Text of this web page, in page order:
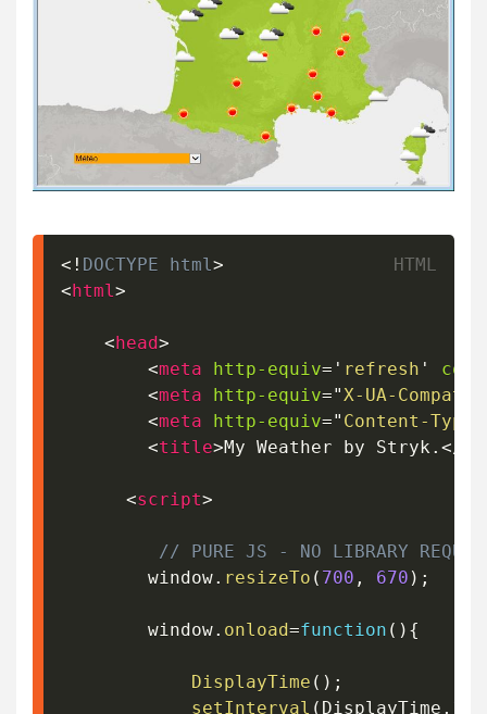
<! DOCTYPE html>
<html>
<head>
<meta http-equiv= ' refresh '
<meta http-equiv="X-UA-
<meta http-equiv=" Content-Type
<title>My Weather by Stryk. </
<script>
// PURE JS - NO LIBRARY
		window
. resizeTo ( 700 , 670 ) ;
		window
. onload=function ( ) {
DisplayTime ( ) ;
setInterval ( DisplayTime ,